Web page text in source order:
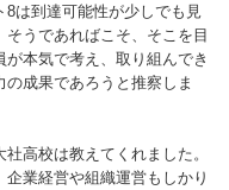
は到達可能性が少しでも見
うであればこそ、そこを目
本気で考え、取り組んでき
成果であろうと推察しま
高校は教えてくれました。
業経営や組織運営もしかり